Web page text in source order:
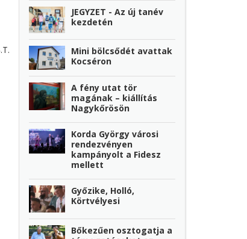
JEGYZET - Az új tanév
kezdetén
Mini bölcsődét avattak
Kocséron
A fény utat tör
magának – kiállítás
Nagykőrösön
Korda György városi
rendezvényen
kampányolt a Fidesz
mellett
Győzike, Holló,
Körtvélyesi
Bőkezűen osztogatja a